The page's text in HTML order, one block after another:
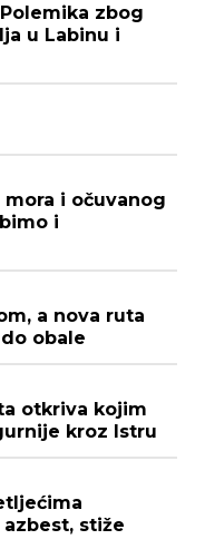
zbog
u Labinu i
i očuvanog
i
a nova ruta
obale
otkriva kojim
kroz Istru
stiže